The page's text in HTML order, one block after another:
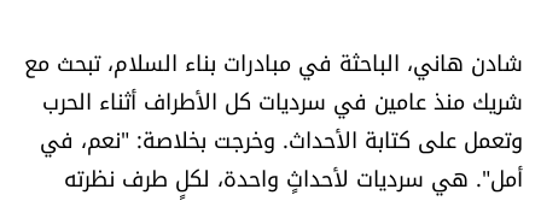
من نحن
للتواصل معنا
شادن هاني، الباحثة في مبادرات بناء السلام، تبحث مع
شريك منذ عامين في سرديات كل الأطراف أثناء الحرب
وتعمل على كتابة الأحداث. وخرجت بخلاصة: "نعم، في
أمل". هي سرديات لأحداثٍ واحدة، لكلٍ طرف نظرته